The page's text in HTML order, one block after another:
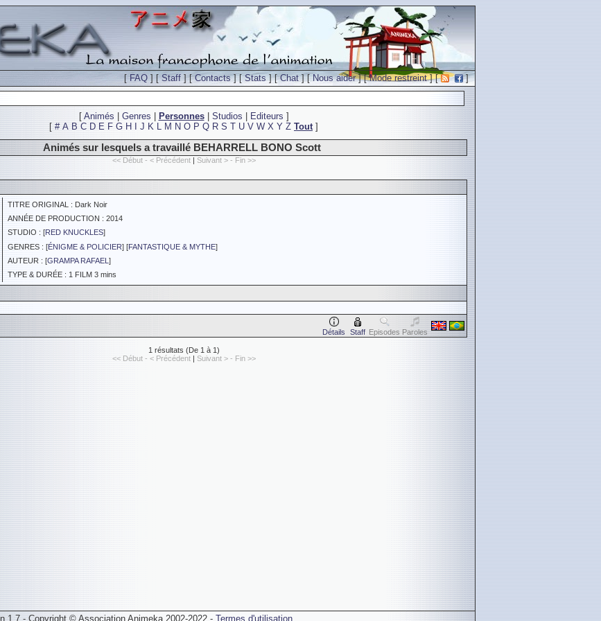
[FAQ ] [Staff ] [Contacts] [Stats] [Chat] [Nous aider] [Mode restreint] [ ]
[ Animés Genres Personnes| Studios Editeurs ]
[ # A B C D E F G H J K L M N O P Q R S T U V W X Y Z Tout]
Animés sur lesquels a travaillé BEHARRELL BONO Scott
<< Début - < Précédent | Suivant > - Fin >>
TITRE ORIGINAL : Dark Noir
ANNÉE DE PRODUCTION : 2014
STUDIO : [RED KNUCKLES]
GENRES : [ÉNIGME & POLICIER] [FANTASTIQUE & MYTHE]
AUTEUR : [GRAMPA RAFAEL ]
TYPE & DURÉE : 1 FILM 3 mins
Détails Staff Episodes Paroles
1 résultats (De 1 à 1)
<< Début - < Précédent | Suivant > - Fin >>
1.7 - Copyright © Association Animeka 2002-2022 - Termes d'utilisation